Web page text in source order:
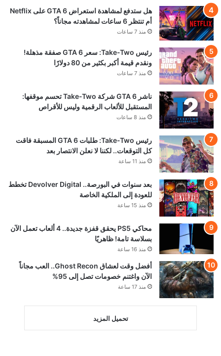
هل ستدفع لمشاهدة استعراض GTA 6 على Netflix
أم تنتظر 6 ساعات لمشاهدته مجاناً؟
منذ 7 ساعات
رئيس Take-Two: سعر GTA 6 صفقة مذهلة!
ونقدم قيمة أكبر بكثير من 80 دولارًا
منذ 7 ساعات
ناشر GTA 6 شركة Take-Two تحسم موقفها:
المستقبل للألعاب الرقمية وليس للأقراص
منذ 8 ساعات
رئيس Take-Two: طلبات GTA 6 المسبقة فاقت
كل التوقعات.. لكننا لا نعلن الانتصار بعد
منذ 11 ساعة
بعد سنوات في البورصة.. Devolver Digital تخطط
للعودة إلى الملكية الخاصة
منذ 15 ساعة
محاكي PS5 يحقق قفزة جديدة.. 4 ألعاب تعمل الآن
بسلاسة تامة! ظاهريًا
منذ 16 ساعة
أفضل وقت لعشاق Ghost Recon.. العب مجاناً
الآن واغتنم خصومات تصل إلى 95%
منذ 17 ساعة
تحميل المزيد